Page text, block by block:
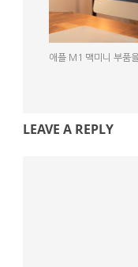
애플 M1 맥미니 부품
LEAVE A REPLY